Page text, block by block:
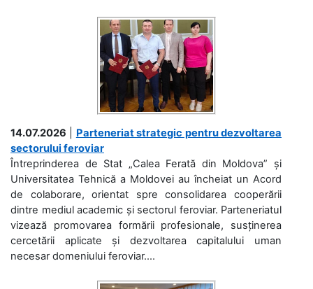
14.07.2026
Parteneriat strategic pentru dezvoltarea
sectorului feroviar
Întreprinderea de Stat „Calea Ferată din Moldova” și
Universitatea Tehnică a Moldovei au încheiat un Acord
de colaborare, orientat spre consolidarea cooperării
dintre mediul academic și sectorul feroviar. Parteneriatul
vizează promovarea formării profesionale, susținerea
cercetării aplicate și dezvoltarea capitalului uman
necesar domeniului feroviar....